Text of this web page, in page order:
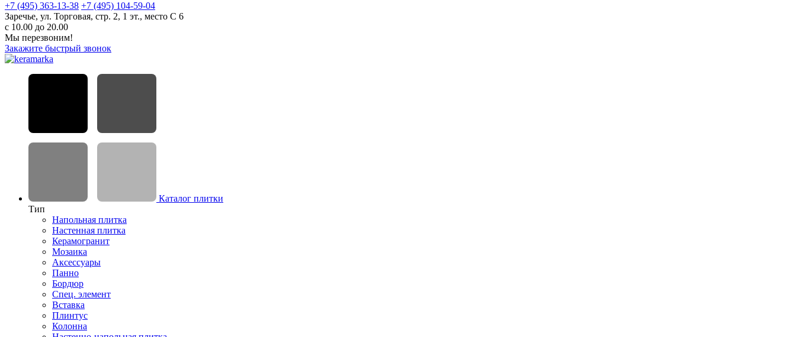
+7 (495) 363-13-38 +7 (495) 104-59-04
Заречье, ул. Торговая, стр. 2, 1 эт., место С 6
с 10.00 до 20.00
Мы перезвоним!
Закажите быстрый звонок
Каталог плитки
Тип
Напольная плитка
Настенная плитка
Керамогранит
Мозаика
Аксессуары
Панно
Бордюр
Спец. элемент
Вставка
Плинтус
Колонна